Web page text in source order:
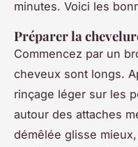
minutes. Voici les
Préparer la
Commencez par un
cheveux sont longs.
rinçage léger sur les
autour des attaches
démêlée glisse